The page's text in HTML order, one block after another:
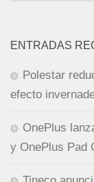
ENTRADAS
Polestar
efecto
OnePlus
y OnePlus Pad